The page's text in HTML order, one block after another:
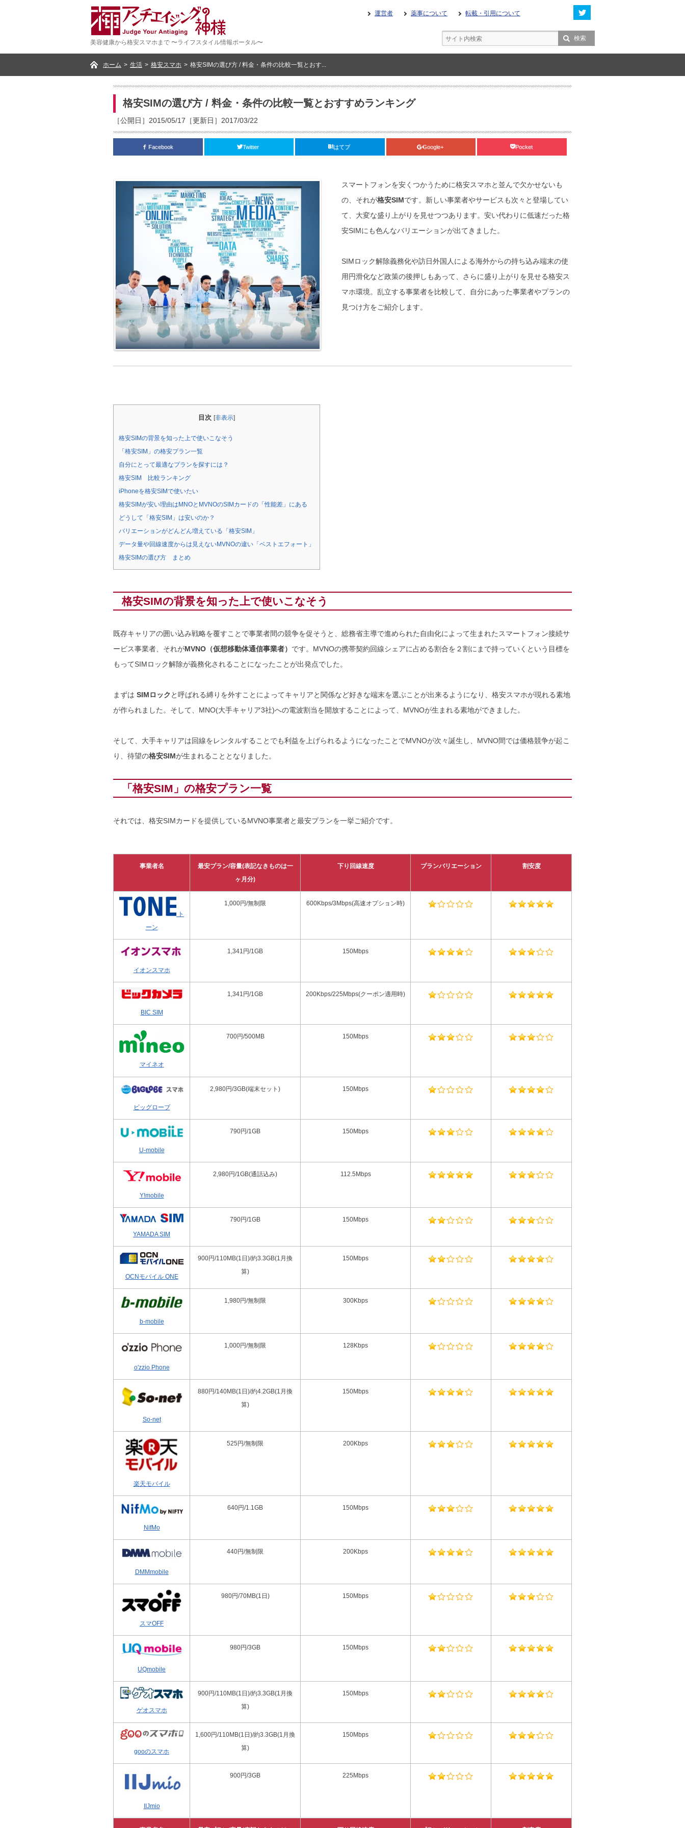
運営者 薬事について 転載・引用について
美容健康から格安スマホまで 〜ライフスタイル情報ポータル〜
ホーム > 生活 > 格安スマホ > 格安SIMの選び方 / 料金・条件の比較一覧とおす...
格安SIMの選び方 / 料金・条件の比較一覧とおすすめランキング
［公開日］2015/05/17［更新日］2017/03/22
Facebook Twitter はてブ Google+ Pocket
スマートフォンを安くつかうために格安スマホと並んで欠かせないも
の、それが格安SIMです。新しい事業者やサービスも次々と登場してい
て、大変な盛り上がりを見せつつあります。安い代わりに低速だった格
安SIMにも色んなバリエーションが出てきました。
SIMロック解除義務化や訪日外国人による海外からの持ち込み端末の使
用円滑化など政策の後押しもあって、さらに盛り上がりを見せる格安ス
マホ環境。乱立する事業者を比較して、自分にあった事業者やプランの
見つけ方をご紹介します。
目次 [非表示]
格安SIMの背景を知った上で使いこなそう
「格安SIM」の格安プラン一覧
自分にとって最適なプランを探すには？
格安SIM 比較ランキング
iPhoneを格安SIMで使いたい
格安SIMが安い理由はMNOとMVNOのSIMカードの「性能差」にある
どうして「格安SIM」は安いのか？
バリエーションがどんどん増えている「格安SIM」
データ量や回線速度からは見えないMVNOの違い「ベストエフォート」
格安SIMの選び方 まとめ
格安SIMの背景を知った上で使いこなそう
既存キャリアの囲い込み戦略を覆すことで事業者間の競争を促そうと、総務省主導で進められた自由化によって生まれたスマートフォン接続サ
ービス事業者、それがMVNO（仮想移動体通信事業者） です。MVNOの携帯契約回線シェアに占める割合を２割にまで持っていくという目標を
もってSIMロック解除が義務化されることになったことが出発点でした。
まずは SIMロック と呼ばれる縛りを外すことによってキャリアと関係など好きな端末を選ぶことが出来るようになり、格安スマホが現れる素地
が作られました。そして、MNO(大手キャリア3社)への電波割当を開放することによって、MVNOが生まれる素地ができました。
そして、大手キャリアは回線をレンタルすることでも利益を上げられるようになったことでMVNOが次々誕生し、MVNO間では価格競争が起こ
り、待望の格安SIMが生まれることとなりました。
「格安SIM」の格安プラン一覧
それでは、格安SIMカードを提供しているMVNO事業者と最安プランを一挙ご紹介です。
事業者名
最安プラン/容量(表記なきものは一
ヶ月分)
下り回線速度 プランバリエーション 割安度
ト
ーン
1,000円/無制限 600Kbps/3Mbps(高速オプション時)
イオンスマホ
1,341円/1GB 150Mbps
BIC SIM
1,341円/1GB 200Kbps/225Mbps(クーポン適用時)
マイネオ
700円/500MB 150Mbps
ビッグローブ
2,980円/3GB(端末セット) 150Mbps
U-mobile
790円/1GB 150Mbps
Y!mobile
2,980円/1GB(通話込み) 112.5Mbps
YAMADA SIM
790円/1GB 150Mbps
OCNモバイル ONE
900円/110MB(1日)/約3.3GB(1月換
算)
150Mbps
b-mobile
1,980円/無制限 300Kbps
o'zzio Phone
1,000円/無制限 128Kbps
So-net
880円/140MB(1日)/約4.2GB(1月換
算)
150Mbps
楽天モバイル
525円/無制限 200Kbps
NifMo
640円/1.1GB 150Mbps
DMMmobile
440円/無制限 200Kbps
スマOFF
980円/70MB(1日) 150Mbps
UQmobile
980円/3GB 150Mbps
ゲオスマホ
900円/110MB(1日)/約3.3GB(1月換
算)
150Mbps
gooのスマホ
1,600円/110MB(1日)/約3.3GB(1月換
算)
150Mbps
IIJmio
900円/3GB 225Mbps